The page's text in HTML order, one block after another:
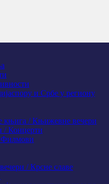
и Србе у региону
књига / Књижевне вечери
/ Концерти
/ Крсне славе